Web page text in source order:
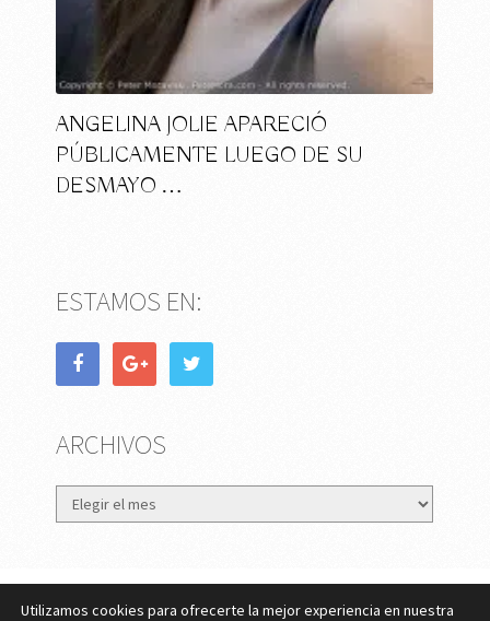
ANGELINA JOLIE APARECIÓ
PÚBLICAMENTE LUEGO DE SU
DESMAYO …
ESTAMOS EN:
ARCHIVOS
Archivos
Utilizamos cookies para ofrecerte la mejor experiencia en nuestra